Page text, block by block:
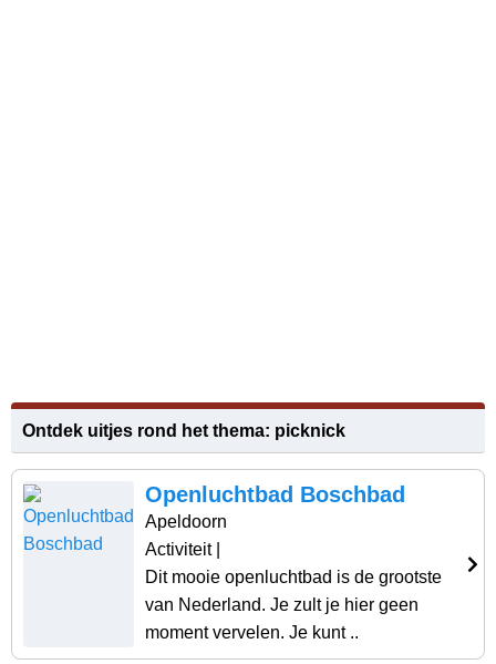
Ontdek uitjes rond het thema: picknick
Openluchtbad Boschbad
Apeldoorn
Activiteit|
Dit mooie openluchtbad is de grootste
van Nederland. Je zult je hier geen
moment vervelen. Je kunt ..